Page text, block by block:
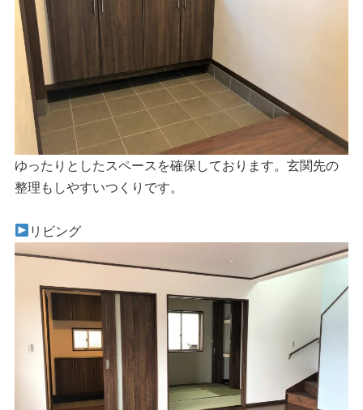
ゆったりとしたスペースを確保しております。玄関先の
整理もしやすいつくりです。
リビング